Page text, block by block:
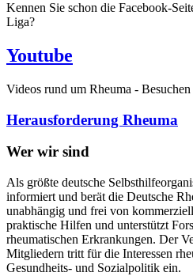
Kennen Sie schon die Facebook-
Liga?
Youtube
Videos rund um Rheuma -
Herausforderung Rheuma
Wer wir sind
Als größte deutsche
informiert und berät die Deutsche
unabhängig und frei von
praktische Hilfen und unterstützt
rheumatischen Erkrankungen. Der
Mitgliedern tritt für die Interessen
Gesundheits- und Sozialpolitik ein.